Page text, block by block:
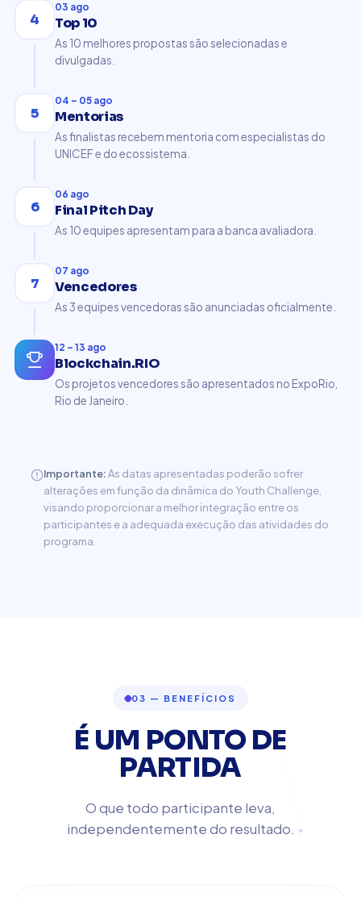
4
03 ago
Top 10
As 10 melhores propostas são selecionadas e
divulgadas.
5
04 – 05 ago
Mentorias
As finalistas recebem mentoria com especialistas do
UNICEF e do ecossistema.
6
06 ago
Final Pitch Day
As 10 equipes apresentam para a banca avaliadora.
7
07 ago
Vencedores
As 3 equipes vencedoras são anunciadas oficialmente.
12 – 13 ago
Blockchain.RIO
Os projetos vencedores são apresentados no ExpoRio,
Rio de Janeiro.
Importante:As datas apresentadas poderão sofrer
alterações em função da dinâmica do Youth Challenge,
visando proporcionar a melhor integração entre os
participantes e a adequada execução das atividades do
programa.
03 — BENEFÍCIOS
É UM PONTO DE
PARTIDA
O que todo participante leva,
independentemente do resultado.